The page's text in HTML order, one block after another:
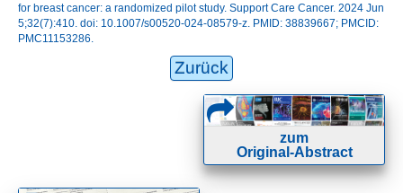
for breast cancer: a randomized pilot study. Support Care Cancer. 2024 Jun
5;32(7):410. doi: 10.1007/s00520-024-08579-z. PMID: 38839667; PMCID:
PMC11153286.
Zurück
zum
Original-Abstract